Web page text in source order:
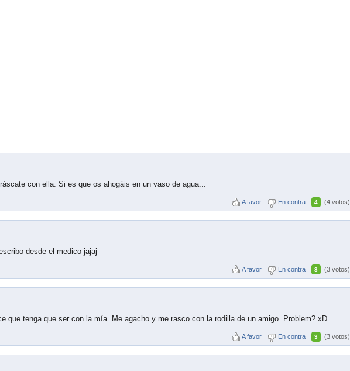
con ella. Si es que os ahogáis en un vaso de agua...
A favor En contra 4 (4 votos)
desde el medico jajaj
A favor En contra 3 (3 votos)
que tenga que ser con la mía. Me agacho y me rasco con la rodilla de un amigo. Problem? xD
A favor En contra 3 (3 votos)